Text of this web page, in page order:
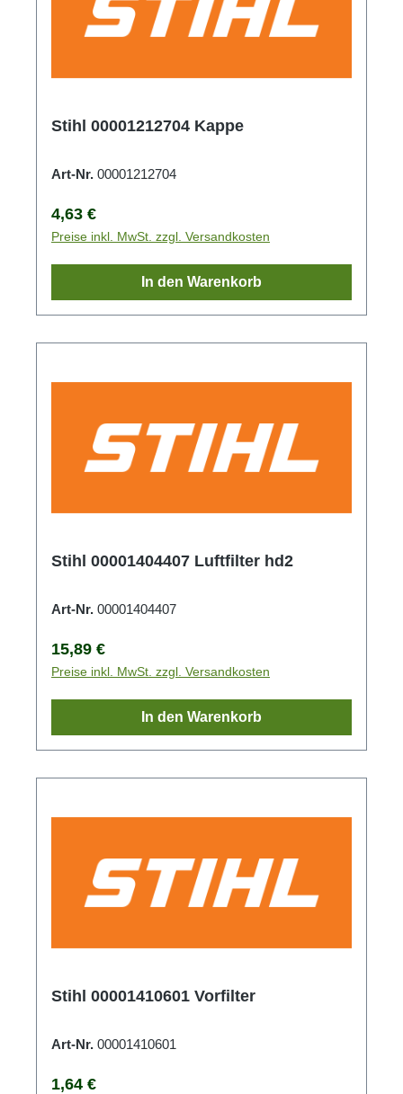
Stihl 00001212704 Kappe
Art-Nr. 00001212704
Regulärer Preis:
4,63 €
Preise inkl. MwSt. zzgl. Versandkosten
In den Warenkorb
Stihl 00001404407 Luftfilter hd2
Art-Nr. 00001404407
Regulärer Preis:
15,89 €
Preise inkl. MwSt. zzgl. Versandkosten
In den Warenkorb
Stihl 00001410601 Vorfilter
Art-Nr. 00001410601
Regulärer Preis:
1,64 €